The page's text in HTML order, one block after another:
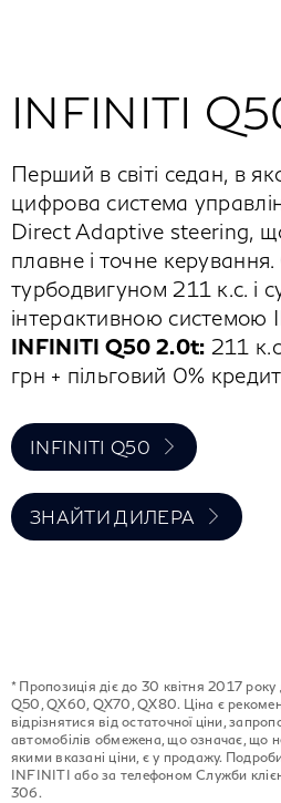
INFINITI
Перший в світі седан, в
цифрова система
Direct Adaptive steering,
плавне і точне
турбодвигуном 211 к.с. і
інтерактивною системою
INFINITI Q50 2.0t: 211
грн + пільговий 0%
INFINITI Q50
ЗНАЙТИ ДИЛЕРА
* Пропозиція діє до 30 квітня 2017
Q50, QX60, QX70, QX80. Ціна є
відрізнятися від остаточної ціни,
автомобілів обмежена, що означає, що не
якими вказані ціни, є у продажу.
INFINITI або за телефоном Служби
306.